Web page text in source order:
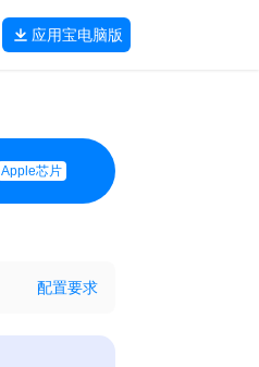
应用宝电脑版
Apple芯片
配置要求